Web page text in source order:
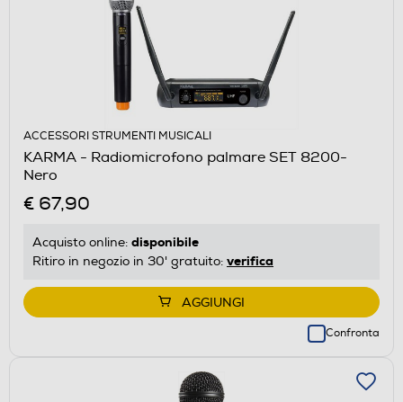
ACCESSORI STRUMENTI MUSICALI
KARMA - Radiomicrofono palmare SET 8200-
Nero
€ 67,90
Acquisto online: disponibile
Ritiro in negozio in 30' gratuito: verifica
AGGIUNGI
Confronta